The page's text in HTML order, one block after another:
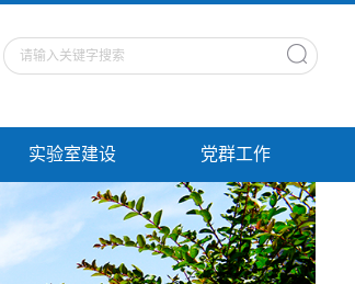
实验室建设 党群工作